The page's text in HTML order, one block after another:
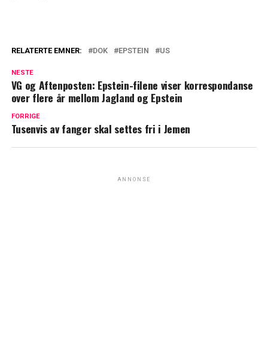
RELATERTE EMNER: DOK EPSTEIN US
NESTE
VG og Aftenposten: Epstein-filene viser korrespondanse
over flere år mellom Jagland og Epstein
FORRIGE
Tusenvis av fanger skal settes fri i Jemen
ANNONSE